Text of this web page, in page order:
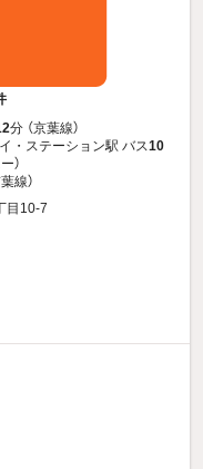
分 （京葉線）
・ステーション駅 バス10
）
線）
目10-7